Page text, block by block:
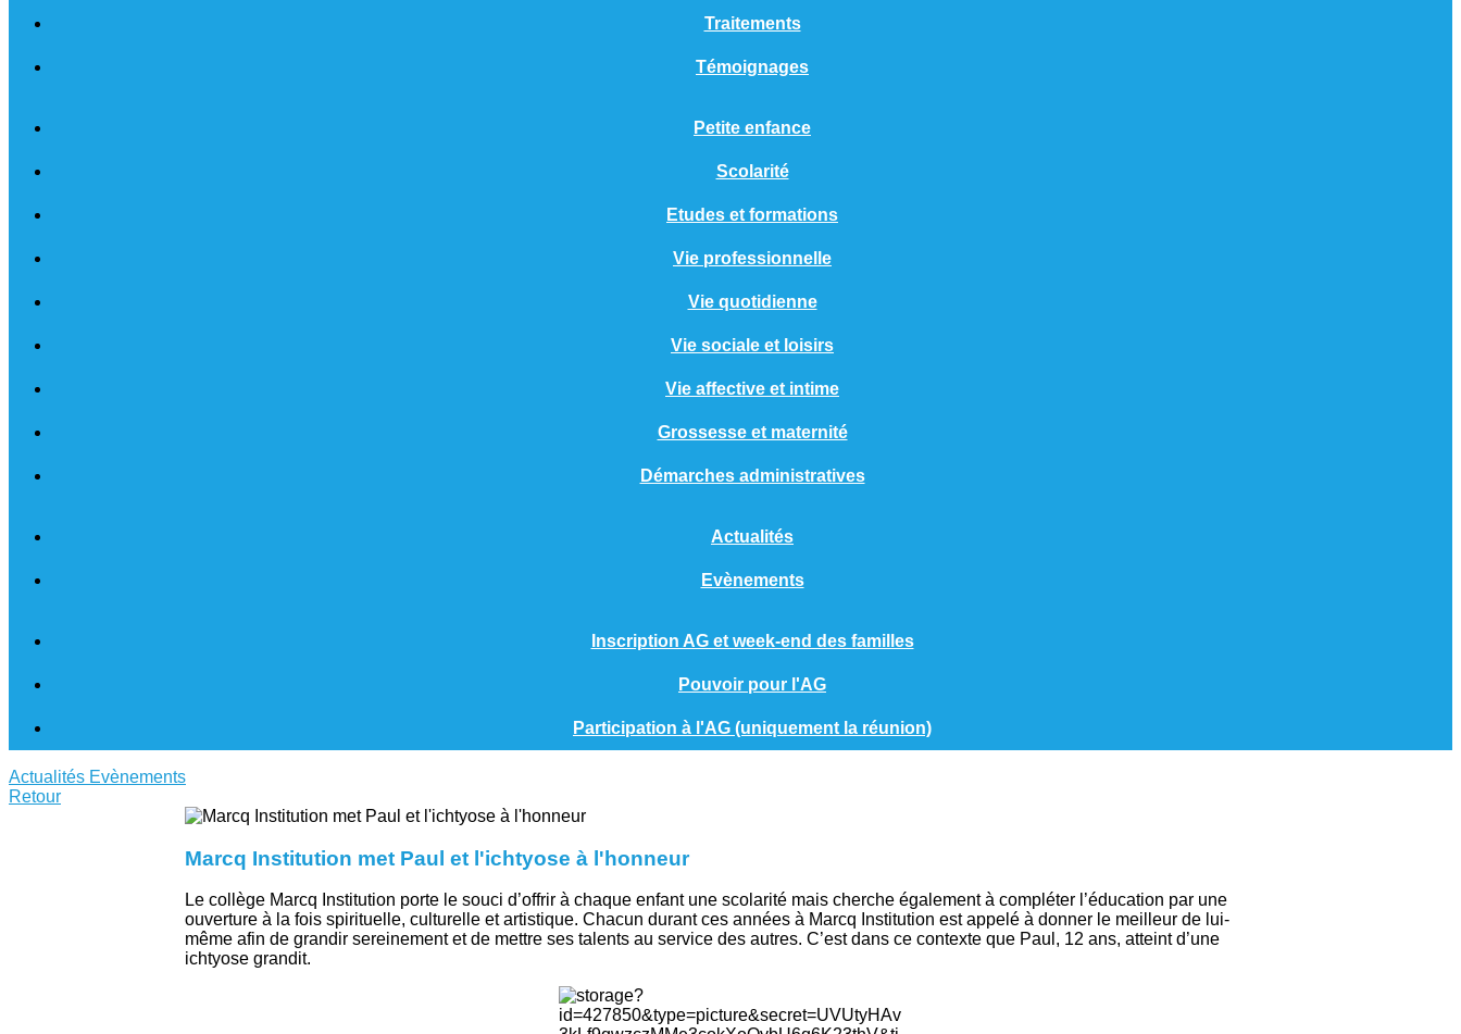
Traitements
Témoignages
Petite enfance
Scolarité
Etudes et formations
Vie professionnelle
Vie quotidienne
Vie sociale et loisirs
Vie affective et intime
Grossesse et maternité
Démarches administratives
Actualités
Evènements
Inscription AG et week-end des familles
Pouvoir pour l'AG
Participation à l'AG (uniquement la réunion)
Actualités Evènements
Retour
Marcq Institution met Paul et l'ichtyose à l'honneur
Le collège Marcq Institution porte le souci d’offrir à chaque enfant une scolarité mais cherche également à compléter l’éducation par une
ouverture à la fois spirituelle, culturelle et artistique. Chacun durant ces années à Marcq Institution est appelé à donner le meilleur de lui-
même afin de grandir sereinement et de mettre ses talents au service des autres. C’est dans ce contexte que Paul, 12 ans, atteint d’une
ichtyose grandit.